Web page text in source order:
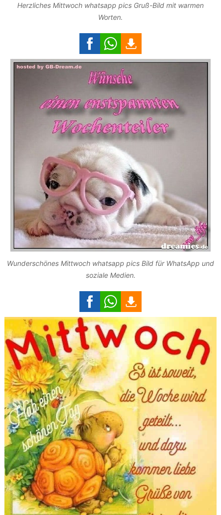
Herzliches Mittwoch whatsapp pics Gruß-Bild mit warmen
Worten.
Wunderschönes Mittwoch whatsapp pics Bild für WhatsApp und
soziale Medien.